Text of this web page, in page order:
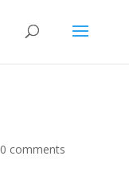
0 comments